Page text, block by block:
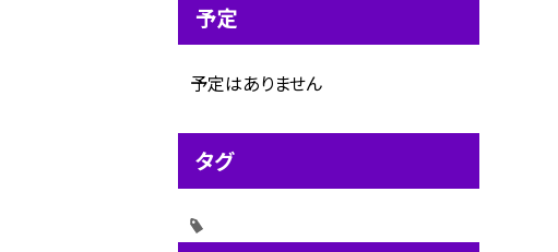
予定
予定はありません
タグ